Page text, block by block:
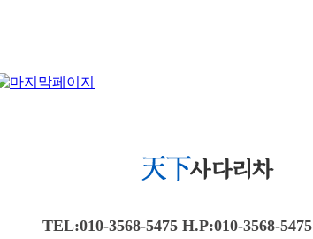
TEL:010-3568-5475 H.P:010-3568-5475